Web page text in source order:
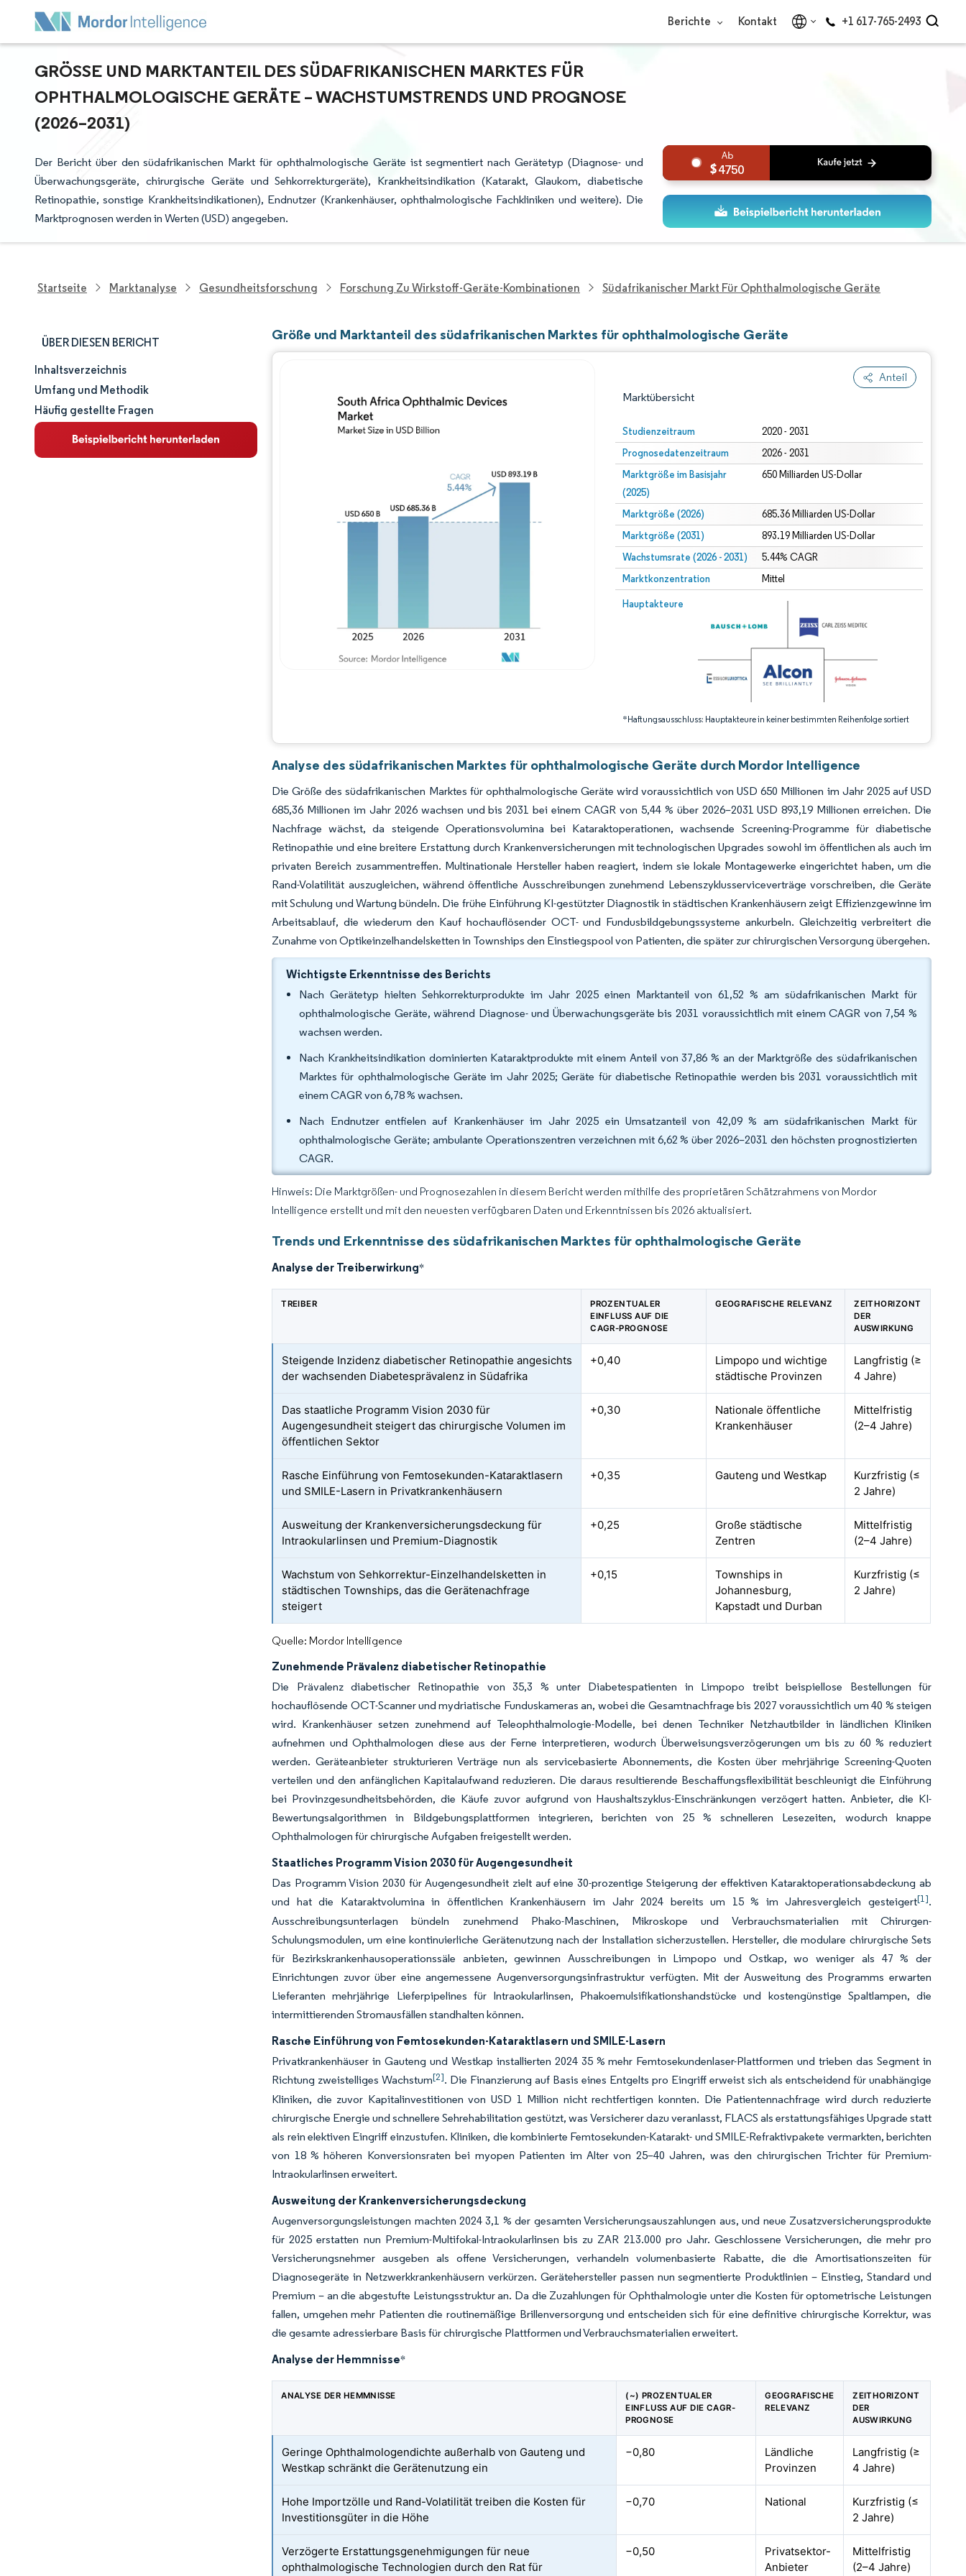
Berichte Kontakt +1 617-765-2493
GRÖSSE UND MARKTANTEIL DES SÜDAFRIKANISCHEN MARKTES FÜR O
PHTHALMOLOGISCHE GERÄTE – WACHSTUMSTRENDS UND PROGNOSE (
2026–2031)
Der Bericht über den südafrikanischen Markt für ophthalmologische Geräte ist segmentiert nach Gerätetyp (Diagnose- und
Überwachungsgeräte, chirurgische Geräte und Sehkorrekturgeräte), Krankheitsindikation (Katarakt, Glaukom, diabetische
Retinopathie, sonstige Krankheitsindikationen), Endnutzer (Krankenhäuser, ophthalmologische Fachkliniken und weitere). Die
Marktprognosen werden in Werten (USD) angegeben.
4750
Startseite Marktanalyse Gesundheitsforschung Forschung Zu Wirkstoff-Geräte-Kombinationen Südafrikanischer Markt Für Ophthalmologische Geräte
ÜBER DIESEN BERICHT
Marktgröße und -anteil
Marktanalyse
Trends und Einblicke
Inhaltsverzeichnis
Umfang und Methodik
Häufig gestellte Fragen
Größe und Marktanteil des südafrikanischen Marktes für ophthalmologische Geräte
Anteil
Marktübersicht
Studienzeitraum 2020 - 2031
Prognosedatenzeitraum 2026 - 2031
Marktgröße im Basisjahr
(2025)
650 Milliarden US-Dollar
Marktgröße (2026) 685.36 Milliarden US-Dollar
Marktgröße (2031) 893.19 Milliarden US-Dollar
Wachstumsrate (2026 - 2031) 5.44% CAGR
Marktkonzentration Mittel
Hauptakteure
*Haftungsausschluss: Hauptakteure in keiner bestimmten Reihenfolge sortiert
Bild © Mordor Intelligence. Wiederverwendung erfordert Namensnennung gemäß CC BY 4.0.
Bild © Mordor Intelligence. Wiederverwendung erfordert Namensnennung gemäß CC BY 4.0.
Analyse des südafrikanischen Marktes für ophthalmologische Geräte durch Mordor Intelligence
Die Größe des südafrikanischen Marktes für ophthalmologische Geräte wird voraussichtlich von USD 650 Millionen im Jahr 2025 auf USD
685,36 Millionen im Jahr 2026 wachsen und bis 2031 bei einem CAGR von 5,44 % über 2026–2031 USD 893,19 Millionen erreichen. Die
Nachfrage wächst, da steigende Operationsvolumina bei Kataraktoperationen, wachsende Screening-Programme für diabetische
Retinopathie und eine breitere Erstattung durch Krankenversicherungen mit technologischen Upgrades sowohl im öffentlichen als auch im
privaten Bereich zusammentreffen. Multinationale Hersteller haben reagiert, indem sie lokale Montagewerke eingerichtet haben, um die
Rand-Volatilität auszugleichen, während öffentliche Ausschreibungen zunehmend Lebenszyklusserviceverträge vorschreiben, die Geräte
mit Schulung und Wartung bündeln. Die frühe Einführung KI-gestützter Diagnostik in städtischen Krankenhäusern zeigt Effizienzgewinne im
Arbeitsablauf, die wiederum den Kauf hochauflösender OCT- und Fundusbildgebungssysteme ankurbeln. Gleichzeitig verbreitert die
Zunahme von Optikeinzelhandelsketten in Townships den Einstiegspool von Patienten, die später zur chirurgischen Versorgung übergehen.
Wichtigste Erkenntnisse des Berichts
Nach Gerätetyp hielten Sehkorrekturprodukte im Jahr 2025 einen Marktanteil von 61,52 % am südafrikanischen Markt für
ophthalmologische Geräte, während Diagnose- und Überwachungsgeräte bis 2031 voraussichtlich mit einem CAGR von 7,54 %
wachsen werden.
Nach Krankheitsindikation dominierten Kataraktprodukte mit einem Anteil von 37,86 % an der Marktgröße des südafrikanischen
Marktes für ophthalmologische Geräte im Jahr 2025; Geräte für diabetische Retinopathie werden bis 2031 voraussichtlich mit
einem CAGR von 6,78 % wachsen.
Nach Endnutzer entfielen auf Krankenhäuser im Jahr 2025 ein Umsatzanteil von 42,09 % am südafrikanischen Markt für
ophthalmologische Geräte; ambulante Operationszentren verzeichnen mit 6,62 % über 2026–2031 den höchsten prognostizierten
CAGR.
Hinweis: Die Marktgrößen- und Prognosezahlen in diesem Bericht werden mithilfe des proprietären Schätzrahmens von Mordor
Intelligence erstellt und mit den neuesten verfügbaren Daten und Erkenntnissen bis 2026 aktualisiert.
Trends und Erkenntnisse des südafrikanischen Marktes für ophthalmologische Geräte
Analyse der Treiberwirkung*
TREIBER
PROZENTUALER
EINFLUSS AUF DIE
CAGR-PROGNOSE
GEOGRAFISCHE RELEVANZ
ZEITHORIZONT
DER
AUSWIRKUNG
Steigende Inzidenz diabetischer Retinopathie angesichts
der wachsenden Diabetesprävalenz in Südafrika
+0,40
Limpopo und wichtige
städtische Provinzen
Langfristig (≥
4 Jahre)
Das staatliche Programm Vision 2030 für
Augengesundheit steigert das chirurgische Volumen im
öffentlichen Sektor
+0,30
Nationale öffentliche
Krankenhäuser
Mittelfristig
(2–4 Jahre)
Rasche Einführung von Femtosekunden-Kataraktlasern
und SMILE-Lasern in Privatkrankenhäusern
+0,35 Gauteng und Westkap
Kurzfristig (≤
2 Jahre)
Ausweitung der Krankenversicherungsdeckung für
Intraokularlinsen und Premium-Diagnostik
+0,25
Große städtische
Zentren
Mittelfristig
(2–4 Jahre)
Wachstum von Sehkorrektur-Einzelhandelsketten in
städtischen Townships, das die Gerätenachfrage
steigert
+0,15
Townships in
Johannesburg,
Kapstadt und Durban
Kurzfristig (≤
2 Jahre)
Quelle: Mordor Intelligence
Zunehmende Prävalenz diabetischer Retinopathie
Die Prävalenz diabetischer Retinopathie von 35,3 % unter Diabetespatienten in Limpopo treibt beispiellose Bestellungen für
hochauflösende OCT-Scanner und mydriatische Funduskameras an, wobei die Gesamtnachfrage bis 2027 voraussichtlich um 40 % steigen
wird. Krankenhäuser setzen zunehmend auf Teleophthalmologie-Modelle, bei denen Techniker Netzhautbilder in ländlichen Kliniken
aufnehmen und Ophthalmologen diese aus der Ferne interpretieren, wodurch Überweisungsverzögerungen um bis zu 60 % reduziert
werden. Geräteanbieter strukturieren Verträge nun als servicebasierte Abonnements, die Kosten über mehrjährige Screening-Quoten
verteilen und den anfänglichen Kapitalaufwand reduzieren. Die daraus resultierende Beschaffungsflexibilität beschleunigt die Einführung
bei Provinzgesundheitsbehörden, die Käufe zuvor aufgrund von Haushaltszyklus-Einschränkungen verzögert hatten. Anbieter, die KI-
Bewertungsalgorithmen in Bildgebungsplattformen integrieren, berichten von 25 % schnelleren Lesezeiten, wodurch knappe
Ophthalmologen für chirurgische Aufgaben freigestellt werden.
Staatliches Programm Vision 2030 für Augengesundheit
Das Programm Vision 2030 für Augengesundheit zielt auf eine 30-prozentige Steigerung der effektiven Kataraktoperationsabdeckung ab
und hat die Kataraktvolumina in öffentlichen Krankenhäusern im Jahr 2024 bereits um 15 % im Jahresvergleich gesteigert[1].
Ausschreibungsunterlagen bündeln zunehmend Phako-Maschinen, Mikroskope und Verbrauchsmaterialien mit Chirurgen-
Schulungsmodulen, um eine kontinuierliche Gerätenutzung nach der Installation sicherzustellen. Hersteller, die modulare chirurgische Sets
für Bezirkskrankenhausoperationssäle anbieten, gewinnen Ausschreibungen in Limpopo und Ostkap, wo weniger als 47 % der
Einrichtungen zuvor über eine angemessene Augenversorgungsinfrastruktur verfügten. Mit der Ausweitung des Programms erwarten
Lieferanten mehrjährige Lieferpipelines für Intraokularlinsen, Phakoemulsifikationshandstücke und kostengünstige Spaltlampen, die
intermittierenden Stromausfällen standhalten können.
Rasche Einführung von Femtosekunden-Kataraktlasern und SMILE-Lasern
Privatkrankenhäuser in Gauteng und Westkap installierten 2024 35 % mehr Femtosekundenlaser-Plattformen und trieben das Segment in
Richtung zweistelliges Wachstum[2]. Die Finanzierung auf Basis eines Entgelts pro Eingriff erweist sich als entscheidend für unabhängige
Kliniken, die zuvor Kapitalinvestitionen von USD 1 Million nicht rechtfertigen konnten. Die Patientennachfrage wird durch reduzierte
chirurgische Energie und schnellere Sehrehabilitation gestützt, was Versicherer dazu veranlasst, FLACS als erstattungsfähiges Upgrade statt
als rein elektiven Eingriff einzustufen. Kliniken, die kombinierte Femtosekunden-Katarakt- und SMILE-Refraktivpakete vermarkten, berichten
von 18 % höheren Konversionsraten bei myopen Patienten im Alter von 25–40 Jahren, was den chirurgischen Trichter für Premium-
Intraokularlinsen erweitert.
Ausweitung der Krankenversicherungsdeckung
Augenversorgungsleistungen machten 2024 3,1 % der gesamten Versicherungsauszahlungen aus, und neue Zusatzversicherungsprodukte
für 2025 erstatten nun Premium-Multifokal-Intraokularlinsen bis zu ZAR 213.000 pro Jahr. Geschlossene Versicherungen, die mehr pro
Versicherungsnehmer ausgeben als offene Versicherungen, verhandeln volumenbasierte Rabatte, die die Amortisationszeiten für
Diagnosegeräte in Netzwerkkrankenhäusern verkürzen. Gerätehersteller passen nun segmentierte Produktlinien – Einstieg, Standard und
Premium – an die abgestufte Leistungsstruktur an. Da die Zuzahlungen für Ophthalmologie unter die Kosten für optometrische Leistungen
fallen, umgehen mehr Patienten die routinemäßige Brillenversorgung und entscheiden sich für eine definitive chirurgische Korrektur, was
die gesamte adressierbare Basis für chirurgische Plattformen und Verbrauchsmaterialien erweitert.
Analyse der Hemmnisse*
ANALYSE DER HEMMNISSE
(~) PROZENTUALER
EINFLUSS AUF DIE CAGR-
PROGNOSE
GEOGRAFISCHE
RELEVANZ
ZEITHORIZONT
DER
AUSWIRKUNG
Geringe Ophthalmologendichte außerhalb von Gauteng und
Westkap schränkt die Gerätenutzung ein
−0,80
Ländliche
Provinzen
Langfristig (≥
4 Jahre)
Hohe Importzölle und Rand-Volatilität treiben die Kosten für
Investitionsgüter in die Höhe
−0,70 National
Kurzfristig (≤
2 Jahre)
Verzögerte Erstattungsgenehmigungen für neue
ophthalmologische Technologien durch den Rat für
−0,50
Privatsektor-
Anbieter
Mittelfristig
(2–4 Jahre)